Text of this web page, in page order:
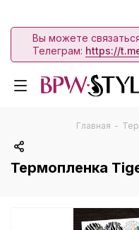
Вы можете
Телеграм: https://
Главная -
Термопленка